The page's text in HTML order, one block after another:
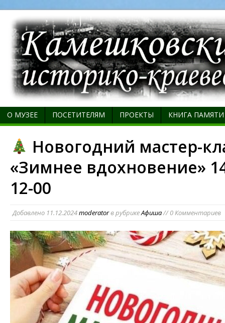
О МУЗЕЕ ПОСЕТИТЕЛЯМ ПРОЕКТЫ КНИГА ПАМЯТИ
Новогодний мастер-
«Зимнее вдохновение»
12-00
Добавлено 11.12.2024moderatorв рубрикеАфиша// 0 Комментариев